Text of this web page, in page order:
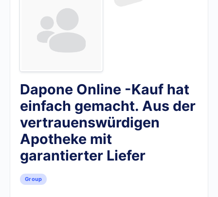
Dapone Online -Kauf hat
einfach gemacht. Aus der
vertrauenswürdigen
Apotheke mit
garantierter Liefer
Group